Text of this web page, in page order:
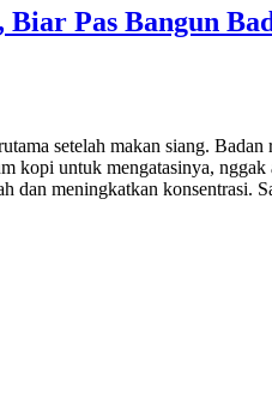
Pas Bangun
setelah makan siang.
kopi untuk mengatasinya,
dan meningkatkan konsentrasi.